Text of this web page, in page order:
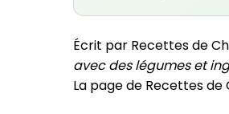
Écrit par Recettes de
avec des légumes et
La page de Recettes de